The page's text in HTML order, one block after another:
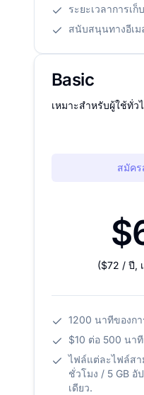
ระยะเวลาการเ
สนับสนุนทางอีเม
Basic
เหมาะสำหรับผู้ใช้ทั่
สมัค
($72 / ปี,
1200 นาทีของก
$10 ต่อ 500 นาที
ไฟล์แต่ละไฟล์สา
ชั่วโมง / 5 GB อั
เดียว.